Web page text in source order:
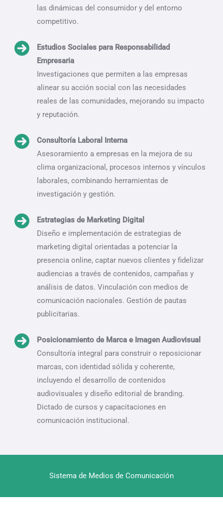
las dinámicas del consumidor y del entorno
competitivo.
Estudios Sociales para Responsabilidad
Empresaria
Investigaciones que permiten a las empresas
alinear su acción social con las necesidades
reales de las comunidades, mejorando su impacto
y reputación.
Consultoría Laboral Interna
Asesoramiento a empresas en la mejora de su
clima organizacional, procesos internos y vínculos
laborales, combinando herramientas de
investigación y gestión.
Estrategias de Marketing Digital
Diseño e implementación de estrategias de
marketing digital orientadas a potenciar la
presencia online, captar nuevos clientes y fidelizar
audiencias a través de contenidos, campañas y
análisis de datos. Vinculación con medios de
comunicación nacionales. Gestión de pautas
publicitarias.
Posicionamiento de Marca e Imagen Audiovisual
Consultoría integral para construir o reposicionar
marcas, con identidad sólida y coherente,
incluyendo el desarrollo de contenidos
audiovisuales y diseño editorial de branding.
Dictado de cursos y capacitaciones en
comunicación institucional.
Sistema de Medios de Comunicación